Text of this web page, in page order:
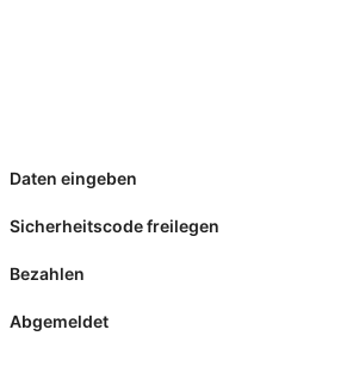
Daten eingeben
Sicherheitscode freilegen
Bezahlen
Abgemeldet